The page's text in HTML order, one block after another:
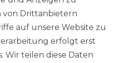
Unterkonstruktion
Weiteres Zubehör
von Drittanbietern
auf unsere Website zu
erfolgt erst
Wir teilen diese Daten